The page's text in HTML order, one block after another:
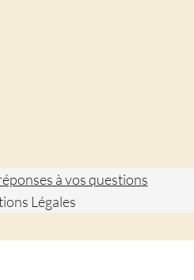
à vos questions
Légales